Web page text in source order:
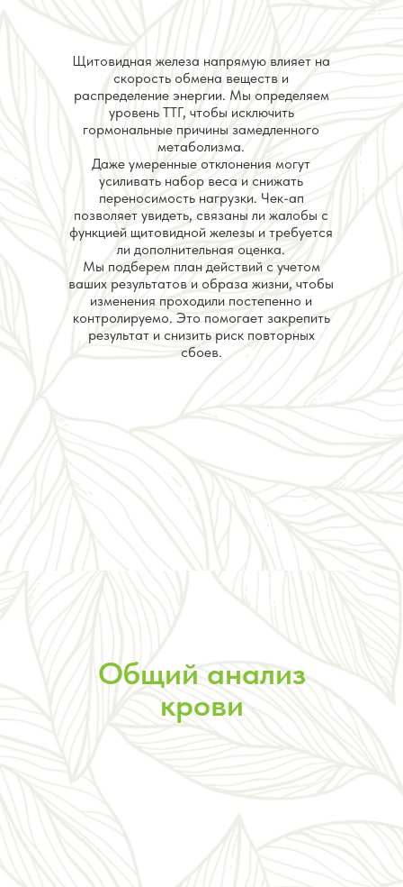
Щитовидная железа напрямую влияет на
скорость обмена веществ и
распределение энергии. Мы определяем
уровень ТТГ, чтобы исключить
гормональные причины замедленного
метаболизма.
Даже умеренные отклонения могут
усиливать набор веса и снижать
переносимость нагрузки. Чек-ап
позволяет увидеть, связаны ли жалобы с
функцией щитовидной железы и требуется
ли дополнительная оценка.
Мы подберем план действий с учетом
ваших результатов и образа жизни, чтобы
изменения проходили постепенно и
контролируемо. Это помогает закрепить
результат и снизить риск повторных
сбоев.
Общий анализ
крови